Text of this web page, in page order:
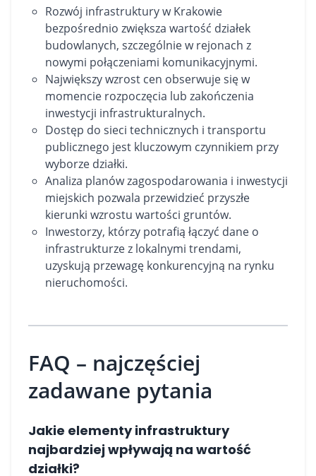
Rozwój infrastruktury w Krakowie
bezpośrednio zwiększa wartość działek
budowlanych, szczególnie w rejonach z
nowymi połączeniami komunikacyjnymi.
Największy wzrost cen obserwuje się w
momencie rozpoczęcia lub zakończenia
inwestycji infrastrukturalnych.
Dostęp do sieci technicznych i transportu
publicznego jest kluczowym czynnikiem przy
wyborze działki.
Analiza planów zagospodarowania i inwestycji
miejskich pozwala przewidzieć przyszłe
kierunki wzrostu wartości gruntów.
Inwestorzy, którzy potrafią łączyć dane o
infrastrukturze z lokalnymi trendami,
uzyskują przewagę konkurencyjną na rynku
nieruchomości.
FAQ – najczęściej
zadawane pytania
Jakie elementy infrastruktury
najbardziej wpływają na wartość
działki?